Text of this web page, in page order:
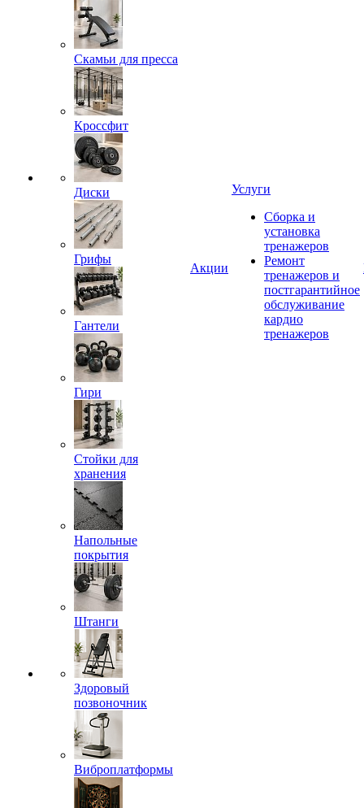
Скамьи для пресса
Кроссфит
Диски
Грифы
Гантели
Гири
Стойки для
хранения
Напольные
покрытия
Штанги
Здоровый
позвоночник
Виброплатформы
Акции
Услуги
Сборка и
установка
тренажеров
Ремонт
тренажеров и
постгарантийное
обслуживание
кардио
тренажеров